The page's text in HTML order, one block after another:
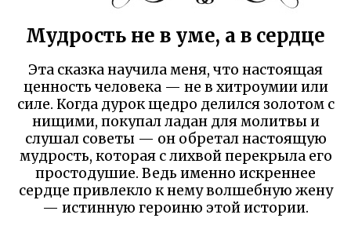
Мудрость не в уме, а в сердце
Эта сказка научила меня, что настоящая
ценность человека — не в хитроумии или
силе. Когда дурок щедро делился золотом с
нищими, покупал ладан для молитвы и
слушал советы — он обретал настоящую
мудрость, которая с лихвой перекрыла его
простодушие. Ведь именно искреннее
сердце привлекло к нему волшебную жену
— истинную героиню этой истории.